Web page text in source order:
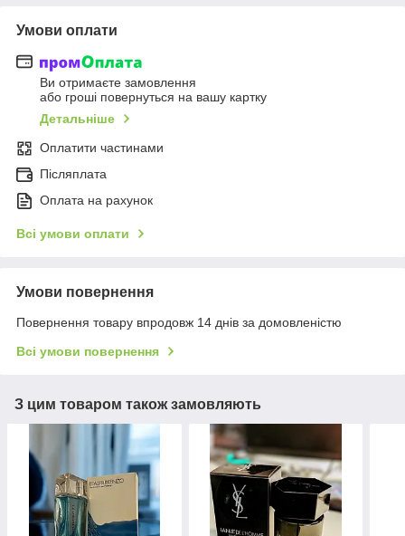
Умови оплати
Ви отримаєте замовлення
або гроші повернуться на вашу картку
Детальніше
Оплатити частинами
Післяплата
Оплата на рахунок
Всі умови оплати
Умови повернення
Повернення товару впродовж 14 днів за домовленістю
Всі умови повернення
З цим товаром також замовляють